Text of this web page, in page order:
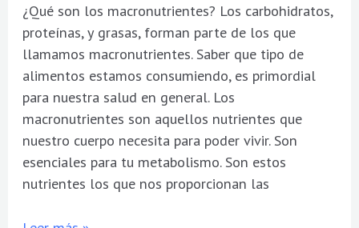
¿Qué son los macronutrientes? Los carbohidratos,
proteínas, y grasas, forman parte de los que
llamamos macronutrientes. Saber que tipo de
alimentos estamos consumiendo, es primordial
para nuestra salud en general. Los
macronutrientes son aquellos nutrientes que
nuestro cuerpo necesita para poder vivir. Son
esenciales para tu metabolismo. Son estos
nutrientes los que nos proporcionan las